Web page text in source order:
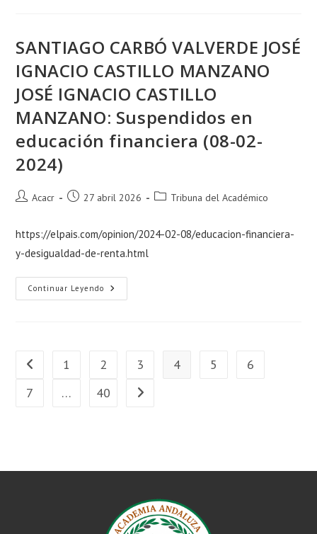
SANTIAGO CARBÓ VALVERDE JOSÉ
IGNACIO CASTILLO MANZANO
JOSÉ IGNACIO CASTILLO
MANZANO: Suspendidos en
educación financiera (08-02-
2024)
Acacr 27 abril 2026 Tribuna del Académico
https://elpais.com/opinion/2024-02-08/educacion-financiera-
y-desigualdad-de-renta.html
Continuar Leyendo
1 2 3 4 5
6
7
… 40